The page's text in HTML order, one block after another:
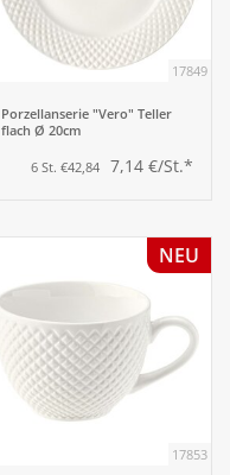
17849
Porzellanserie "Vero" Teller
flach Ø 20cm
6 St. €42,84 7,14 €/St.*
NEU
17853